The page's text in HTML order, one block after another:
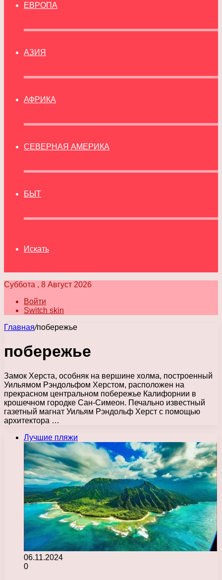
ЕВРОПА
АЗИЯ
АФРИКА
СЕВЕРНАЯ АМЕРИКА
БЫТ
Искать
Суббота , 8 Август 2026
Войти
Switch skin
Главная/побережье
побережье
Замок Херста, особняк на вершине холма, построенный
Уильямом Рэндольфом Херстом, расположен на
прекрасном центральном побережье Калифорнии в
крошечном городке Сан-Симеон. Печально известный
газетный магнат Уильям Рэндольф Херст с помощью
архитектора …
Лучшие пляжи
06.11.2024
0